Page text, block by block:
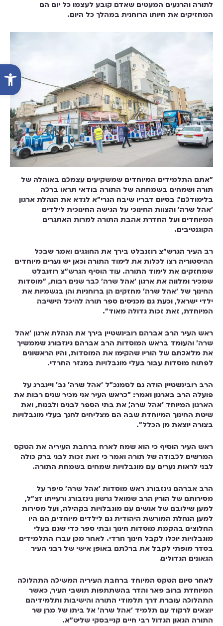
פתח
לתורה והרגעים המעטים שאדם קובע לעצמו כל יום הם
המחזיקים את חיותו הרוחנית במהלך כל היום .
"אתם התלמידים המיוחדים שמשקיעים עצמכם באוהלה של
תורה ושמחים בשמחתה של התורה בודאי תראו ברכה
בלימודכם". בסיום דבריו שיבח הגרי"א לנדא את הנהלת ארגון
'אהל שרה' והצוות החינוכי על הגישה החינוכית לילדים
המיוחדים ועל החדרת אהבת התורה למרות האתגרים
הקוגנטיבים .
רב העיר הגרש"צ רוזנבלט בירך את החוגגים ואמר שבכל
ההיסטוריה רצו לכלות את לימוד התורה וכאן יש נערים מיוחדים
שמחזקים את לימוד התורה. עוד הוסיף הגרש"צ רוזנבלט
שמכיר ומלווה את ארגון 'אהל שרה' כבר שנים רבות, "מוסדות
החינוך של 'אהל שרה' מחזקים הן ברוחניות והן בגשמיות את
ילדי ישראל, וכעת גם מכניסים ספר תורה להיכל הישיבה
המיוחדת, זאת זכות גדולה מאוד" .
ראש העיר הרב אברהם רובינשטיין בירך את הנהלת ארגון 'אהל
שרה' והעומד בראש המוסדות הרב אברהם גינזבורג שממשיך
את מלאכתם של הוריו שהקימו את המוסדות, והיו הראשונים
לפתוח מוסדות עבור בעלי מוגבלויות במגזר החרדי.
הרב רובינשטיין הודה גם לסמנכ"ל 'אהל שרה' גב' ויינברג על
פועלה הרב בארגון ואמר: "כראש העיר אני מכיר שנים רבות את
הארגון המיוחד 'אהל שרה', את בתי הספר לבנים ולבנות, ואת
שיטת החינוך המיוחדת שבה הם מצליחים לחנך בעלי מוגבלויות
בצורה יוצאת מן הכלל" .
ראש העיר הוסיף כי הוא שמח לארח ברחבת העיריה את הטקס
המרשים לכבודה של תורה ואמר כי זאת זכות לבני ברק כולה
לבני לראות נערים עם מוגבלויות שמחים בשמחת התורה.
הרב אברהם גינזבורג ראש מוסדות 'אהל שרה' סיפר על
מסירותם של הוריו, הרב שמואל גרשון גינזבורג ורעייתו זצ"ל,
למען שילובם של אנשים עם מוגבלויות בקהילה, ועל מסירות
למען הנחלת המורשת היהודית גם לילדים מיוחדים, הם היו
החלוצים בהקמת מוסדות חינוך ובתי ספר כדי שגם בעלי
מוגבלויות יוכלו לקבל חינוך חרדי. לאחר מכן עברו התלמידים
בסדר מופתי לקבל את ברכתם באופן אישי של רבני העיר
הגאונים הגדולים.
לאחר סיום הטקס המיוחד ברחבת העיריה המשיכה התהלוכה
המיוחדת ברוב פאר והדר בהשתתפות תושבי העיר, כאשר
התהלוכה עוברת דרך תלמודי התורה והישיבות ותלמידיהם
יוצאים לרקוד עם תלמיד 'אהל שרה' אל ביתו של מרן שר
התורה הגאון הגדול רבי חיים קנייבסקי שליט"א .